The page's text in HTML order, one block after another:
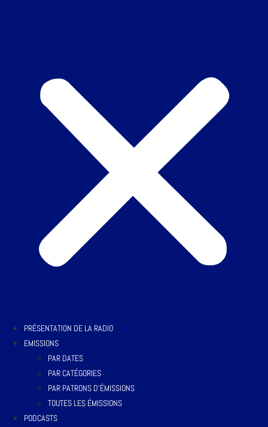
PRÉSENTATION DE LA RADIO
EMISSIONS
PAR DATES
PAR CATÉGORIES
PAR PATRONS D’ÉMISSIONS
TOUTES LES ÉMISSIONS
PODCASTS